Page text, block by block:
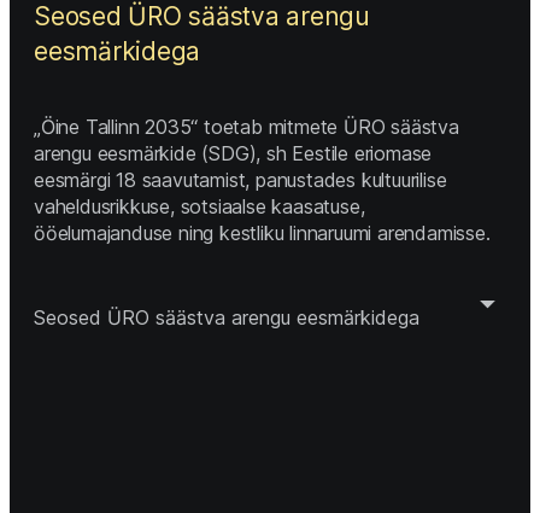
Seosed ÜRO säästva arengu
eesmärkidega
„Öine Tallinn 2035“ toetab mitmete ÜRO säästva
arengu eesmärkide (SDG), sh Eestile eriomase
eesmärgi 18 saavutamist, panustades kultuurilise
vaheldusrikkuse, sotsiaalse kaasatuse,
ööelumajanduse ning kestliku linnaruumi arendamisse.
Seosed ÜRO säästva arengu eesmärkidega